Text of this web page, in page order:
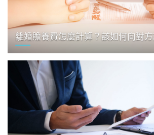
離婚贍養費怎麼計算？該如何向對方